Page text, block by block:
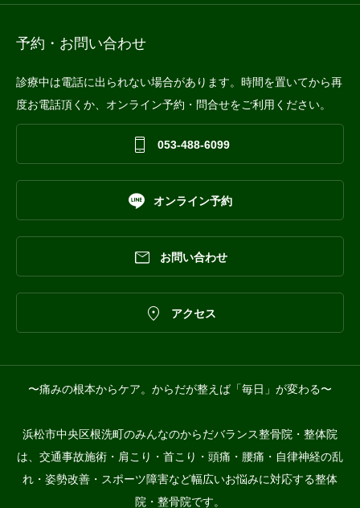
予約・お問い合わせ
診療中は電話に出られない場合があります。時間を置いてから再
度お電話頂くか、オンライン予約・問合せをご利用ください。
 053-488-6099
 オンライン予約
 お問い合わせ
 アクセス
〜痛みの根本からケア。からだが整えば「毎日」が変わる〜
浜松市中央区根洗町のみんなのからだバランス整骨院・整体院
は、交通事故施術・肩こり・首こり・頭痛・腰痛・自律神経の乱
れ・姿勢改善・スポーツ障害など幅広いお悩みに対応する整体
院・整骨院です。